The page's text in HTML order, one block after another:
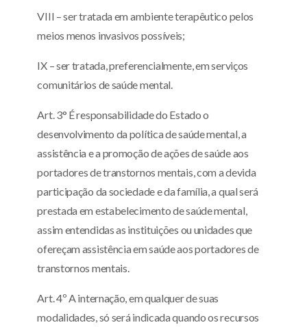
VIII – ser tratada em ambiente terapêutico pelos
meios menos invasivos possíveis;
IX – ser tratada, preferencialmente, em serviços
comunitários de saúde mental.
Art. 3° É responsabilidade do Estado o
desenvolvimento da política de saúde mental, a
assistência e a promoção de ações de saúde aos
portadores de transtornos mentais, com a devida
participação da sociedade e da família, a qual será
prestada em estabelecimento de saúde mental,
assim entendidas as instituições ou unidades que
ofereçam assistência em saúde aos portadores de
transtornos mentais.
Art. 4º A internação, em qualquer de suas
modalidades, só será indicada quando os recursos